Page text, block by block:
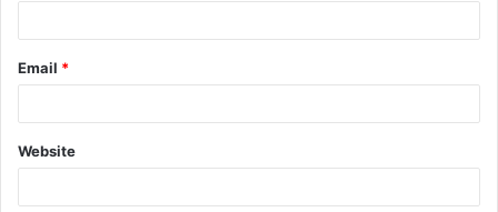
Email *
Website